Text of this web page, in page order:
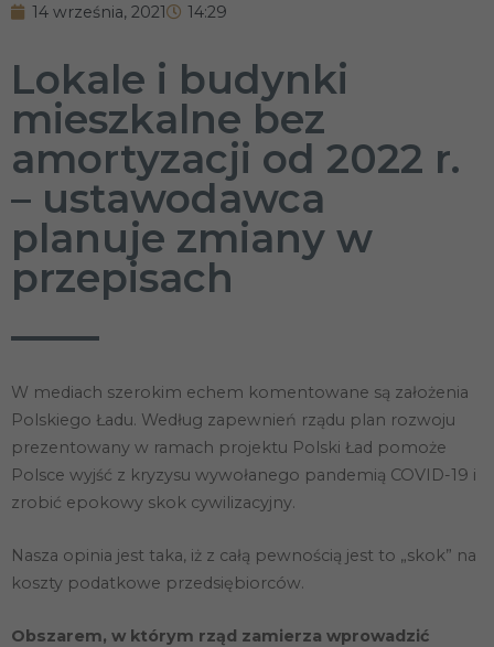
14 września, 2021 14:29
Lokale i budynki
mieszkalne bez
amortyzacji od 2022 r.
– ustawodawca
planuje zmiany w
przepisach
W mediach szerokim echem komentowane są założenia
Polskiego Ładu. Według zapewnień rządu plan rozwoju
prezentowany w ramach projektu Polski Ład pomoże
Polsce wyjść z kryzysu wywołanego pandemią COVID-19 i
zrobić epokowy skok cywilizacyjny.
Nasza opinia jest taka, iż z całą pewnością jest to „skok” na
koszty podatkowe przedsiębiorców.
Obszarem, w którym rząd zamierza wprowadzić